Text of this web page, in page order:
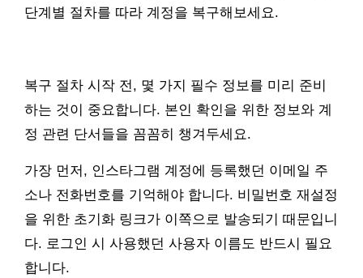
단계별 절차를 따라 계정을 복구해보세요.
복구 절차 시작 전, 몇 가지 필수 정보를 미리 준비
하는 것이 중요합니다. 본인 확인을 위한 정보와 계
정 관련 단서들을 꼼꼼히 챙겨두세요.
가장 먼저, 인스타그램 계정에 등록했던 이메일 주
소나 전화번호를 기억해야 합니다. 비밀번호 재설정
을 위한 초기화 링크가 이쪽으로 발송되기 때문입니
다. 로그인 시 사용했던 사용자 이름도 반드시 필요
합니다.